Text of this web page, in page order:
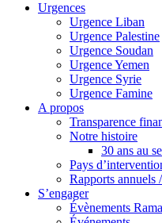
Urgences
Urgence Liban
Urgence Palestine
Urgence Soudan
Urgence Yemen
Urgence Syrie
Urgence Famine
A propos
Transparence
Notre histoire
30 ans au
Pays
Rapports annuels
S’engager
Évènements